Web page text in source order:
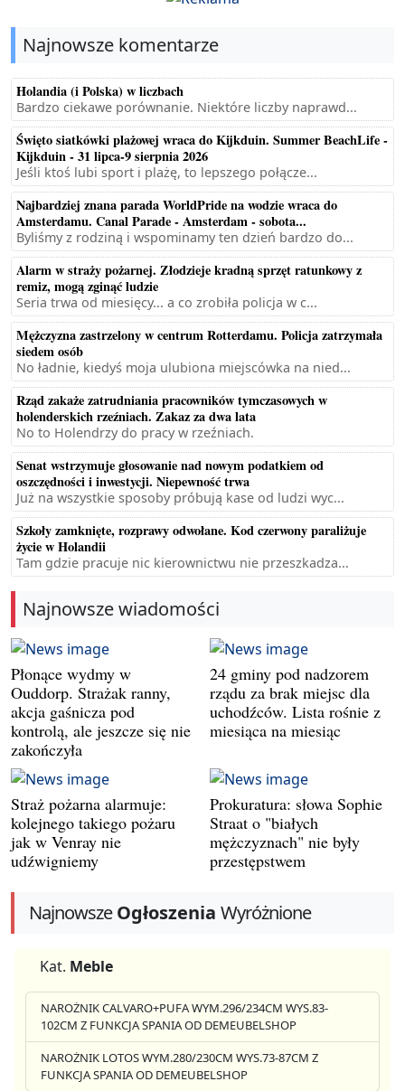
Najnowsze komentarze
Holandia (i Polska) w liczbach
Bardzo ciekawe porównanie. Niektóre liczby naprawd...
Święto siatkówki plażowej wraca do Kijkduin. Summer BeachLife -
Kijkduin - 31 lipca-9 sierpnia 2026
Jeśli ktoś lubi sport i plażę, to lepszego połącze...
Najbardziej znana parada WorldPride na wodzie wraca do
Amsterdamu. Canal Parade - Amsterdam - sobota...
Byliśmy z rodziną i wspominamy ten dzień bardzo do...
Alarm w straży pożarnej. Złodzieje kradną sprzęt ratunkowy z
remiz, mogą zginąć ludzie
Seria trwa od miesięcy... a co zrobiła policja w c...
Mężczyzna zastrzelony w centrum Rotterdamu. Policja zatrzymała
siedem osób
No ładnie, kiedyś moja ulubiona miejscówka na nied...
Rząd zakaże zatrudniania pracowników tymczasowych w
holenderskich rzeźniach. Zakaz za dwa lata
No to Holendrzy do pracy w rzeźniach.
Senat wstrzymuje głosowanie nad nowym podatkiem od
oszczędności i inwestycji. Niepewność trwa
Już na wszystkie sposoby próbują kase od ludzi wyc...
Szkoły zamknięte, rozprawy odwołane. Kod czerwony paraliżuje
życie w Holandii
Tam gdzie pracuje nic kierownictwu nie przeszkadza...
Najnowsze wiadomości
Płonące wydmy w
Ouddorp. Strażak ranny,
akcja gaśnicza pod
kontrolą, ale jeszcze się nie
zakończyła
24 gminy pod nadzorem
rządu za brak miejsc dla
uchodźców. Lista rośnie z
miesiąca na miesiąc
Straż pożarna alarmuje:
kolejnego takiego pożaru
jak w Venray nie
udźwigniemy
Prokuratura: słowa Sophie
Straat o "białych
mężczyznach" nie były
przestępstwem
NajnowszeOgłoszenia Wyróżnione
Kat. Meble
NAROŻNIK CALVARO+PUFA WYM.296/234CM WYS.83-
102CM Z FUNKCJA SPANIA OD DEMEUBELSHOP
NAROŻNIK LOTOS WYM.280/230CM WYS.73-87CM Z
FUNKCJA SPANIA OD DEMEUBELSHOP